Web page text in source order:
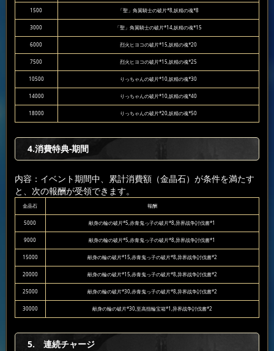
1500 「聖」角翼騎士の破片*8,妖精の魂*8
3000 「聖」角翼騎士の破片*14,妖精の魂*15
6000 烈火ヒヨコの破片*15,妖精の魂*20
7500 烈火ヒヨコの破片*15,妖精の魂*25
10500 りっちゃんの破片*10,妖精の魂*30
14000 りっちゃんの破片*10,妖精の魂*40
18000 りっちゃんの破片*20,妖精の魂*50
4.消費特典-期間
内容：イベント期間中、累計消費額（金晶石）が条件を満たす
と、次の報酬が受領できます。
金晶石 報酬
5000 献身の輪の破片*5,赤青鬼っ子の破片*8,异界战争討伐書*1
9000 献身の輪の破片*5,赤青鬼っ子の破片*8,异界战争討伐書*1
15000 献身の輪の破片*15,赤青鬼っ子の破片*8,异界战争討伐書*2
20000 献身の輪の破片*15,赤青鬼っ子の破片*8,异界战争討伐書*2
25000 献身の輪の破片*30,赤青鬼っ子の破片*8,异界战争討伐書*2
30000 献身の輪の破片*30,至高指輪宝箱*1,异界战争討伐書*2
5. 連続チャージ